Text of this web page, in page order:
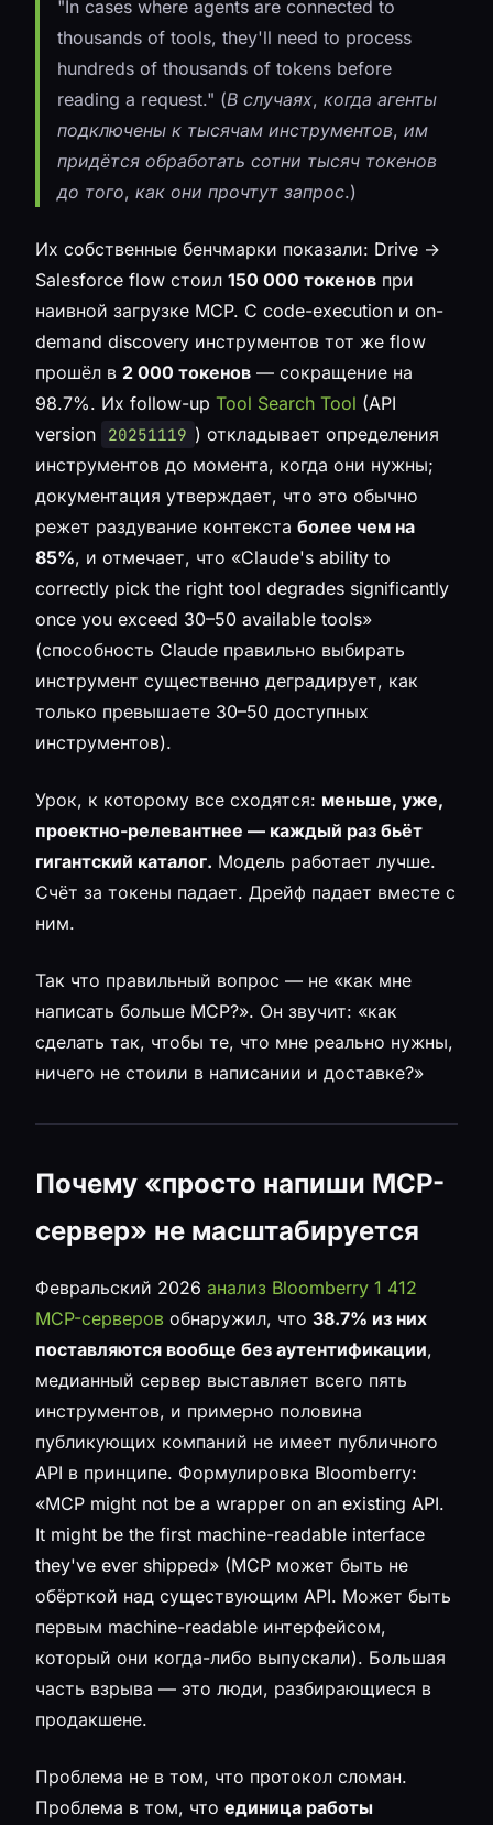
"In cases where agents are connected to
thousands of tools, they'll need to process
hundreds of thousands of tokens before
reading a request." (В случаях, когда агенты
подключены к тысячам инструментов, им
придётся обработать сотни тысяч токенов
до того, как они прочтут запрос.)
Их собственные бенчмарки показали: Drive →
Salesforce flow стоил 150 000 токенов при
наивной загрузке MCP. С code-execution и on-
demand discovery инструментов тот же flow
прошёл в 2 000 токенов — сокращение на
98.7%. Их follow-up Tool Search Tool (API
version
20251119 ) откладывает определения
инструментов до момента, когда они нужны;
документация утверждает, что это обычно
режет раздувание контекста более чем на
85%, и отмечает, что «Claude's ability to
correctly pick the right tool degrades significantly
once you exceed 30–50 available tools»
(способность Claude правильно выбирать
инструмент существенно деградирует, как
только превышаете 30–50 доступных
инструментов).
Урок, к которому все сходятся: меньше, уже,
проектно-релевантнее — каждый раз бьёт
гигантский каталог. Модель работает лучше.
Счёт за токены падает. Дрейф падает вместе с
ним.
Так что правильный вопрос — не «как мне
написать больше MCP?». Он звучит: «как
сделать так, чтобы те, что мне реально нужны,
ничего не стоили в написании и доставке?»
Почему «просто напиши MCP-
сервер» не масштабируется
Февральский 2026 анализ Bloomberry 1 412
MCP-серверов обнаружил, что 38.7% из них
поставляются вообще без аутентификации,
медианный сервер выставляет всего пять
инструментов, и примерно половина
публикующих компаний не имеет публичного
API в принципе. Формулировка Bloomberry:
«MCP might not be a wrapper on an existing API.
It might be the first machine-readable interface
they've ever shipped» (MCP может быть не
обёрткой над существующим API. Может быть
первым machine-readable интерфейсом,
который они когда-либо выпускали). Большая
часть взрыва — это люди, разбирающиеся в
продакшене.
Проблема не в том, что протокол сломан.
Проблема в том, что единица работы